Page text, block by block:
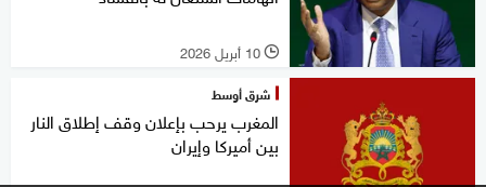
l 10 أبريل 2026
شرق أوسط
المغرب يرحب بإعلان وقف إطلاق النار
بين أميركا وإيران